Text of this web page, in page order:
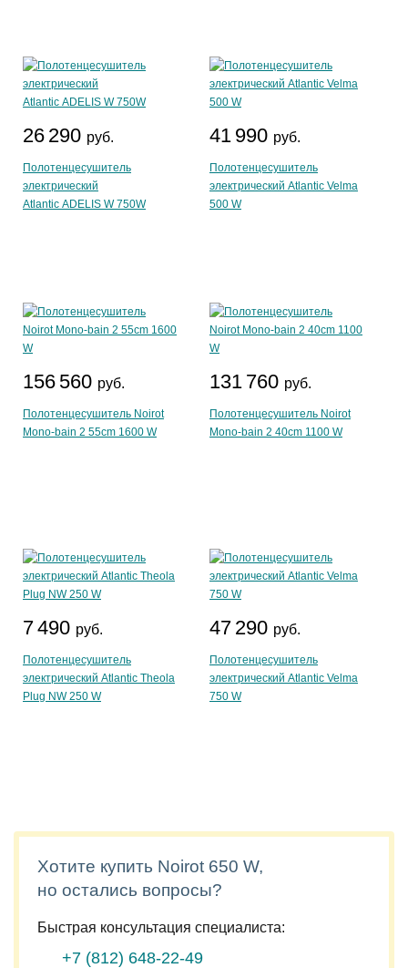
26 290 руб.
Полотенцесушитель
электрический
Atlantic ADELIS W 750W
41 990 руб.
Полотенцесушитель
электрический Atlantic Velma
500 W
156 560 руб.
Полотенцесушитель Noirot
Mono-bain 2 55cm 1600 W
131 760 руб.
Полотенцесушитель Noirot
Mono-bain 2 40cm 1100 W
7 490 руб.
Полотенцесушитель
электрический Atlantic Theola
Plug NW 250 W
47 290 руб.
Полотенцесушитель
электрический Atlantic Velma
750 W
Хотите купить Noirot 650 W,
но остались вопросы?
Быстрая консультация специалиста:
+7 (812) 648-22-49